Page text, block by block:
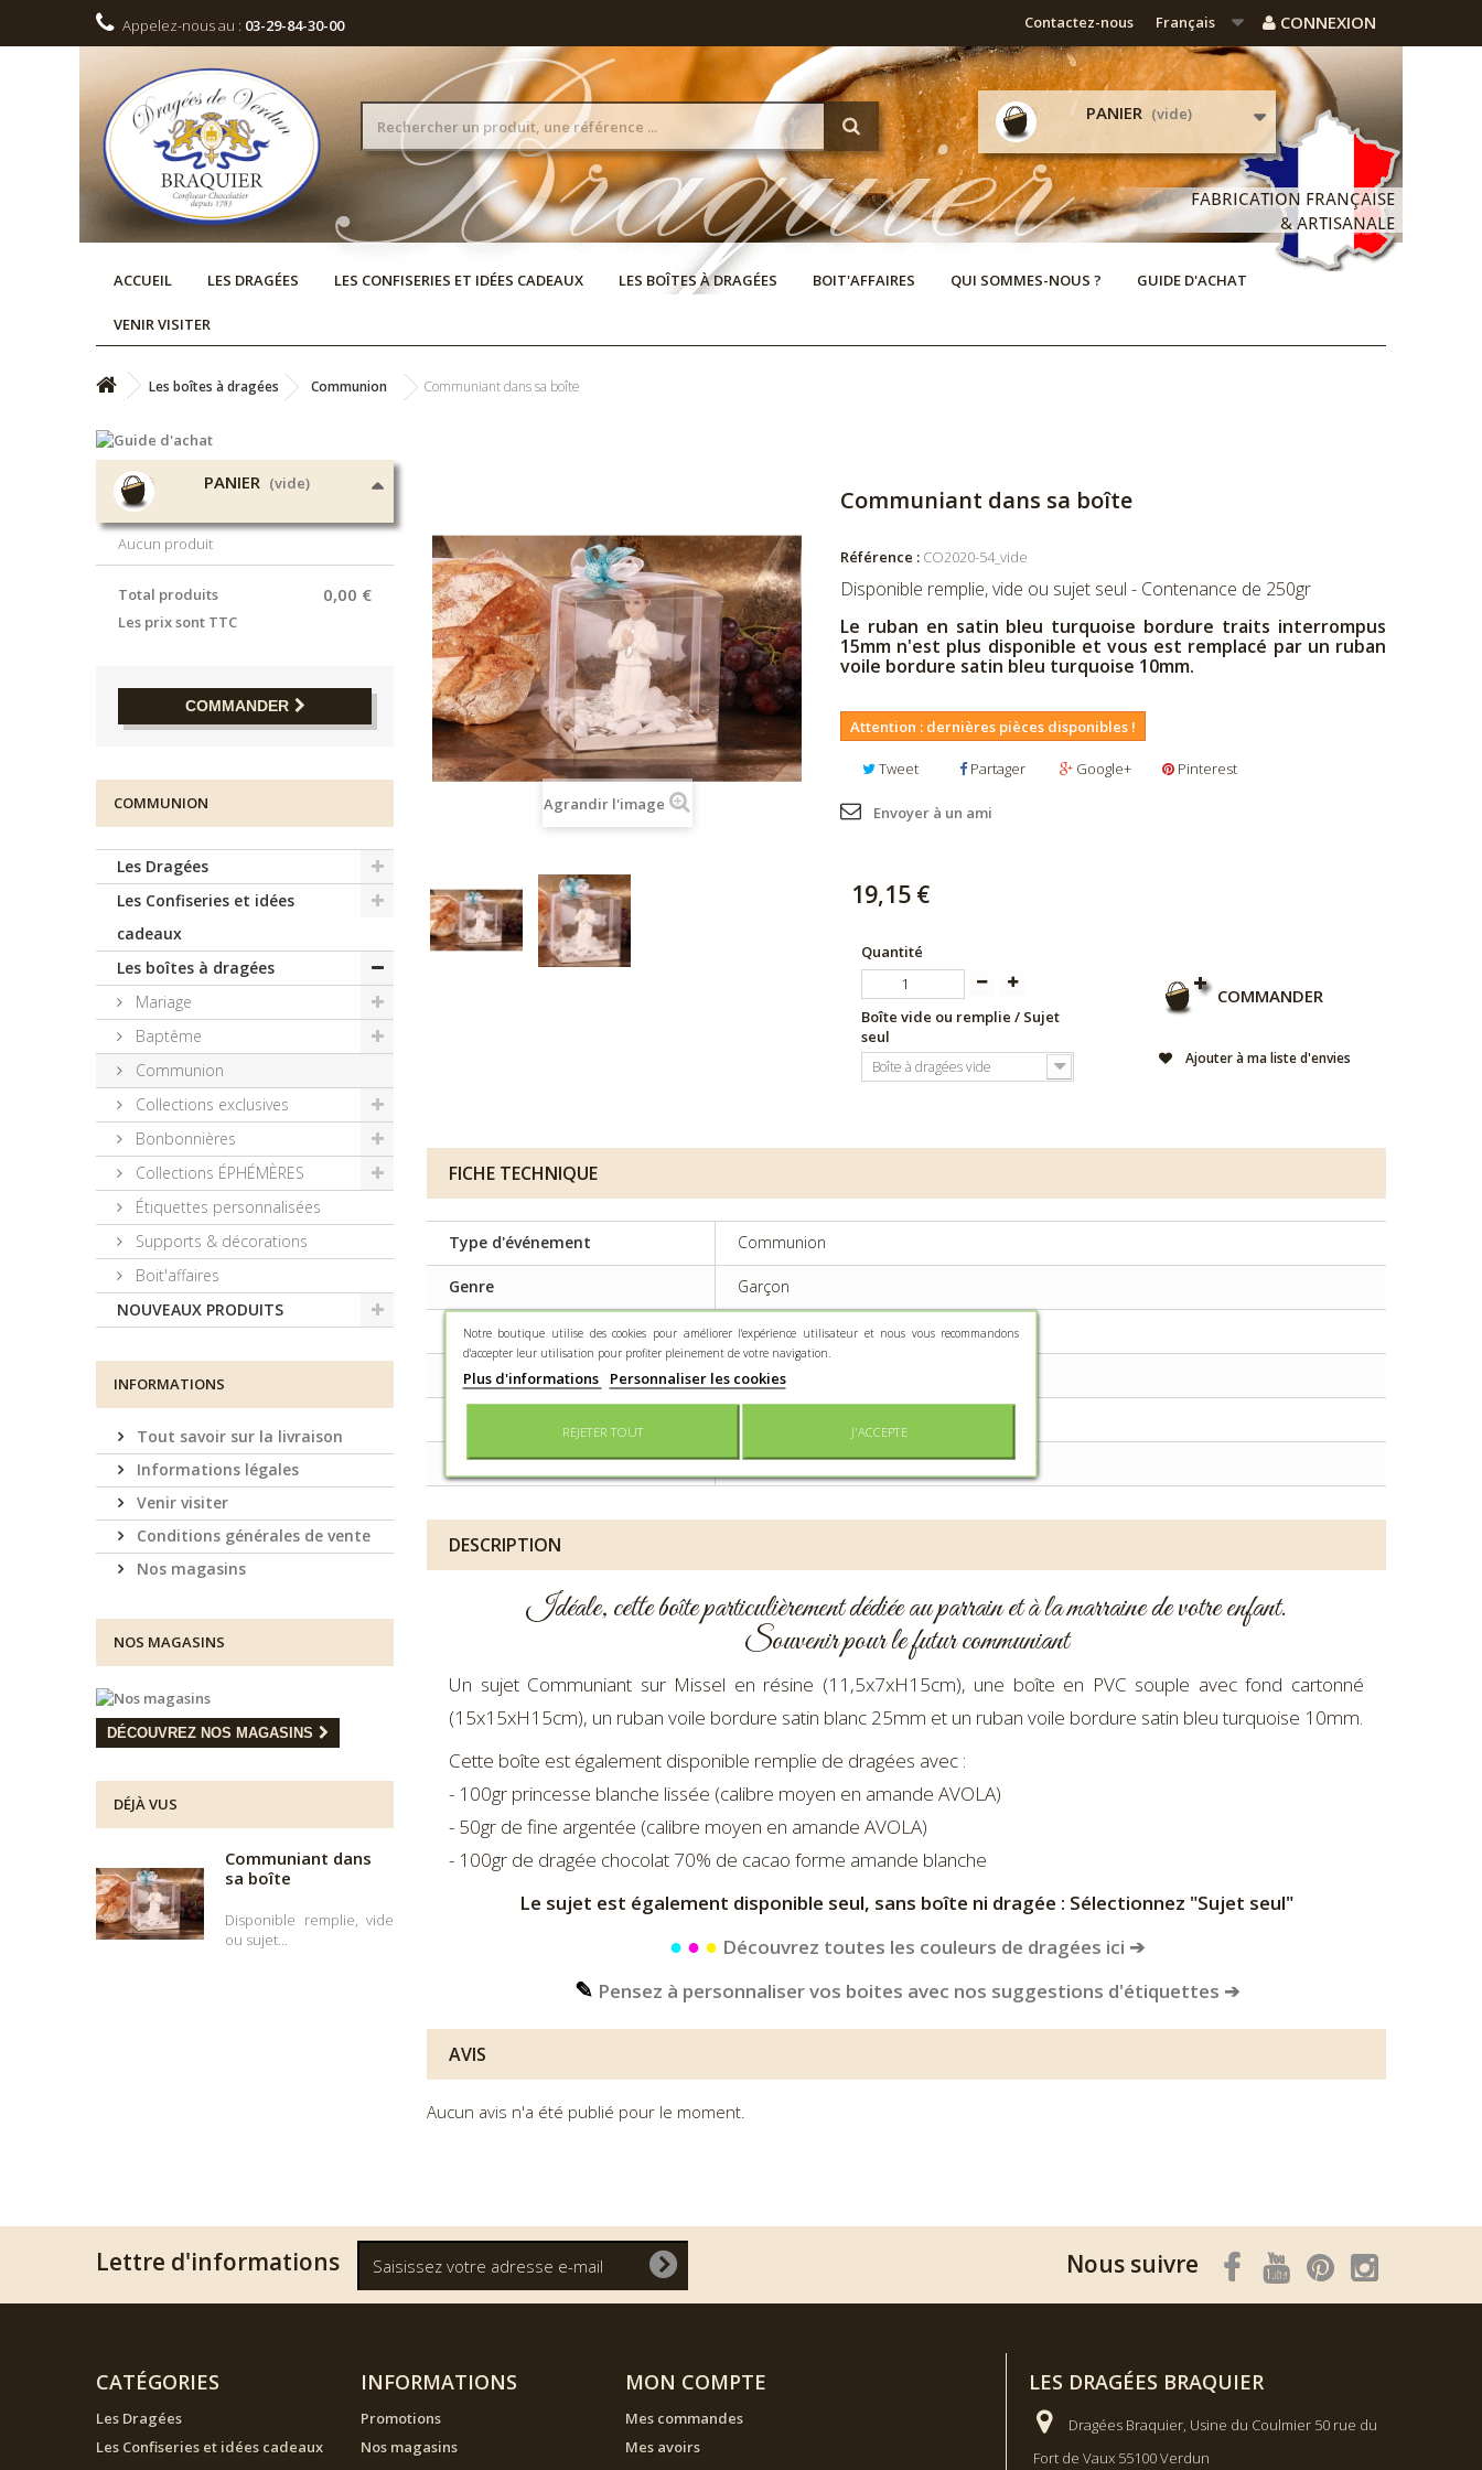
CONNEXION
Français
Contactez-nous
Appelez-nous au : 03-29-84-30-00
PANIER (vide)
ACCUEIL LES DRAGÉES LES CONFISERIES ET IDÉES CADEAUX LES BOÎTES À DRAGÉES BOIT'AFFAIRES QUI SOMMES-NOUS ? GUIDE D'ACHAT
VENIR VISITER
Les boîtes à dragées Communion Communiant dans sa boîte
PANIER (vide)
Aucun produit
0,00 €
Total produits
Les prix sont TTC
COMMANDER
COMMUNION
Les Dragées
Les Confiseries et idées
cadeaux
Les boîtes à dragées
Mariage
Baptême
Communion
Collections exclusives
Bonbonnières
Collections ÉPHÉMÈRES
Étiquettes personnalisées
Supports & décorations
Boit'affaires
NOUVEAUX PRODUITS
INFORMATIONS
Tout savoir sur la livraison
Informations légales
Venir visiter
Conditions générales de vente
Nos magasins
NOS MAGASINS
DÉCOUVREZ NOS MAGASINS
DÉJÀ VUS
Communiant dans
sa boîte
Disponible remplie, vide
ou sujet...
Agrandir l'image
Communiant dans sa boîte
Référence : CO2020-54_vide
Disponible remplie, vide ou sujet seul - Contenance de 250gr
Le ruban en satin bleu turquoise bordure traits interrompus
15mm n'est plus disponible et vous est remplacé par un ruban
voile bordure satin bleu turquoise 10mm.
Attention : dernières pièces disponibles !
Tweet Partager Google+ Pinterest
Envoyer à un ami
19,15 €
Quantité
Boîte vide ou remplie / Sujet
seul
Boîte à dragées vide
COMMANDER
Ajouter à ma liste d'envies
FICHE TECHNIQUE
Type d'événement Communion
Genre Garçon
Matière principale Contenant plastique/PVC
Figurine Avec sujet
Conservation À conserver au sec et à l'abri de la lumière
DESCRIPTION
Idéale, cette boîte particulièrement dédiée au parrain et à la marraine de votre enfant.
Souvenir pour le futur communiant
Un sujet Communiant sur Missel en résine (11,5x7xH15cm), une boîte en PVC souple avec fond cartonné
(15x15xH15cm), un ruban voile bordure satin blanc 25mm et un ruban voile bordure satin bleu turquoise 10mm.
Cette boîte est également disponible remplie de dragées avec :
- 100gr princesse blanche lissée (calibre moyen en amande AVOLA)
- 50gr de fine argentée (calibre moyen en amande AVOLA)
- 100gr de dragée chocolat 70% de cacao forme amande blanche
Le sujet est également disponible seul, sans boîte ni dragée : Sélectionnez "Sujet seul"
● ● ● Découvrez toutes les couleurs de dragées ici ➔
✎ Pensez à personnaliser vos boites avec nos suggestions d'étiquettes ➔
AVIS
Aucun avis n'a été publié pour le moment.
Lettre d'informations Nous suivre
CATÉGORIES
Les Dragées
Les Confiseries et idées cadeaux
INFORMATIONS
Promotions
Nos magasins
MON COMPTE
Mes commandes
Mes avoirs
LES DRAGÉES BRAQUIER
Dragées Braquier, Usine du Coulmier 50 rue du
Fort de Vaux 55100 Verdun
Notre boutique utilise des cookies pour améliorer l'expérience utilisateur et nous vous recommandons
d'accepter leur utilisation pour profiter pleinement de votre navigation.
Plus d'informations Personnaliser les cookies
REJETER TOUT J'ACCEPTE